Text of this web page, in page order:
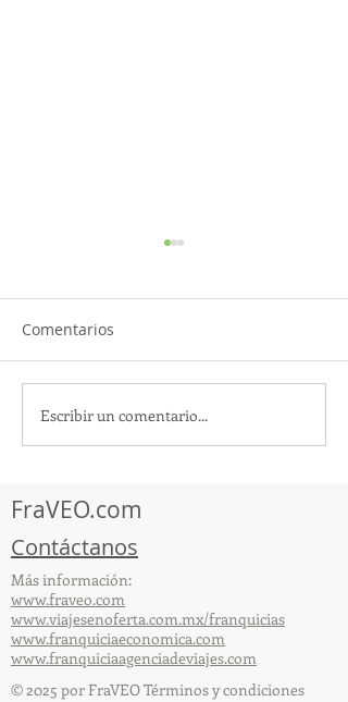
TourTravelynByFraveo
participó en la
Comentarios
Escribir un comentario...
FraVEO.com
Contáctanos
Más información:
www.fraveo.com
www.viajesenoferta.com.mx/franquicias
www.franquiciaeconomica.com
www.franquiciaagenciadeviajes.com
© 2025 por FraVEO Términos y condiciones